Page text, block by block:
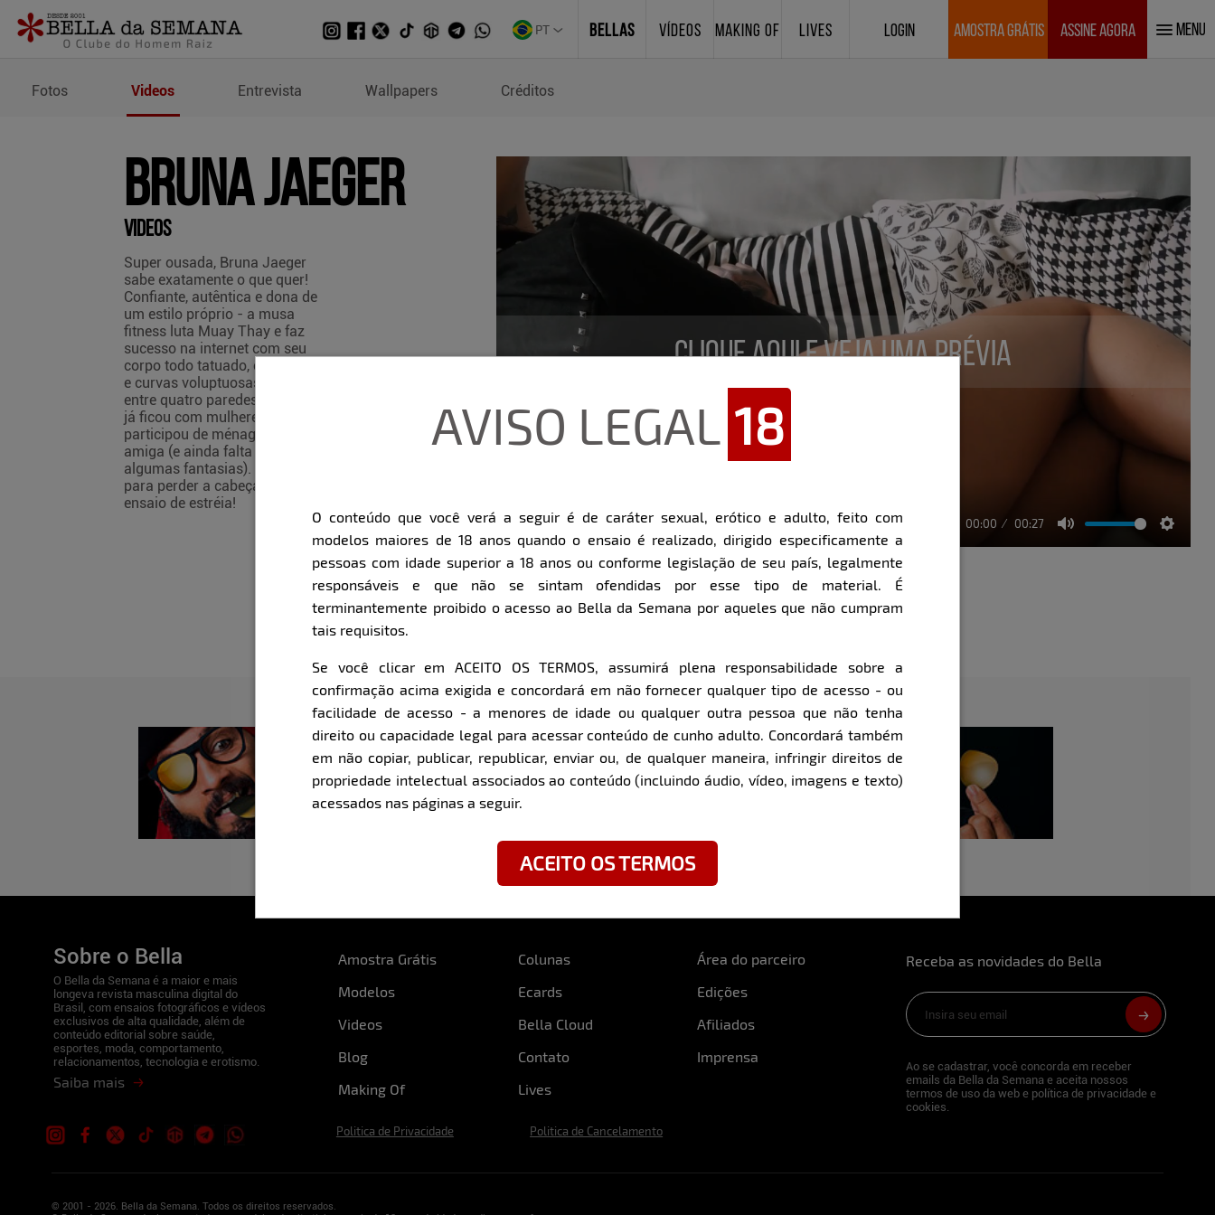
PT BELLAS VÍDEOS MAKING OF LIVES LOGIN AMOSTRA GRÁTIS ASSINE AGORA MENU
Vídeos de Bruna Jaeger
Fotos Videos Entrevista Wallpapers Créditos
Bruna Jaeger
Videos
Super ousada, Bruna Jaeger
sabe exatamente o que quer!
Confiante, autêntica e dona de
um estilo próprio - a musa
fitness luta Muay Thay e faz
sucesso na internet com seu
corpo todo tatuado, olhos verdes
e curvas voluptuosas. Para ela,
entre quatro paredes vale tudo:
já ficou com mulheres,
participou de ménage com
amiga (e ainda falta realizar
algumas fantasias). Prepare-se
para perder a cabeça com o seu
ensaio de estréia!
Clique aqui e veja uma prévia
RestartRewind
10s
Play Forward
10s
00:00 00:27
Download
AVISO LEGAL 18
O conteúdo que você verá a seguir é de caráter sexual, erótico e adulto, feito com
modelos maiores de 18 anos quando o ensaio é realizado, dirigido especificamente a
pessoas com idade superior a 18 anos ou conforme legislação de seu país, legalmente
responsáveis e que não se sintam ofendidas por esse tipo de material. É
terminantemente proibido o acesso ao Bella da Semana por aqueles que não cumpram
tais requisitos.
Se você clicar em ACEITO OS TERMOS, assumirá plena responsabilidade sobre a
confirmação acima exigida e concordará em não fornecer qualquer tipo de acesso - ou
facilidade de acesso - a menores de idade ou qualquer outra pessoa que não tenha
direito ou capacidade legal para acessar conteúdo de cunho adulto. Concordará também
em não copiar, publicar, republicar, enviar ou, de qualquer maneira, infringir direitos de
propriedade intelectual associados ao conteúdo (incluindo áudio, vídeo, imagens e texto)
acessados nas páginas a seguir.
ACEITO OS TERMOS
Sobre o Bella
O Bella da Semana é a maior e mais
longeva revista masculina digital do
Brasil, com ensaios fotográficos e vídeos
exclusivos de alta qualidade, além de
conteúdo editorial sobre saúde,
esportes, moda, comportamento,
relacionamentos, tecnologia e erotismo.
Saiba mais
Amostra Grátis Colunas
Área do parceiro
Modelos
Ecards
Edições
Videos
Bella Cloud
Afiliados
Blog
Contato
Imprensa
Making Of
Lives
Receba as novidades do Bella
Ao se cadastrar, você concorda em receber
emails da Bella da Semana e aceita nossos
termos de uso da web e política de privacidade e
cookies.
Politica de Privacidade Politica de Cancelamento
© 2001 - 2026. Bella da Semana. Todos os direitos reservados.